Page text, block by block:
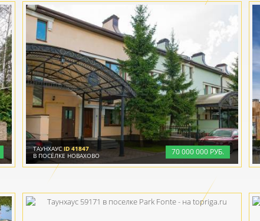
70000000 РУБ.
ТАУНХАУСID 41847
В ПОСЁЛКЕ НОВАХОВО